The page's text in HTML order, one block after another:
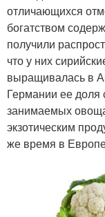
отличающихся
богатством
получили
что у них
выращивалась в
Германии ее доля
занимаемых
экзотическим
же время в